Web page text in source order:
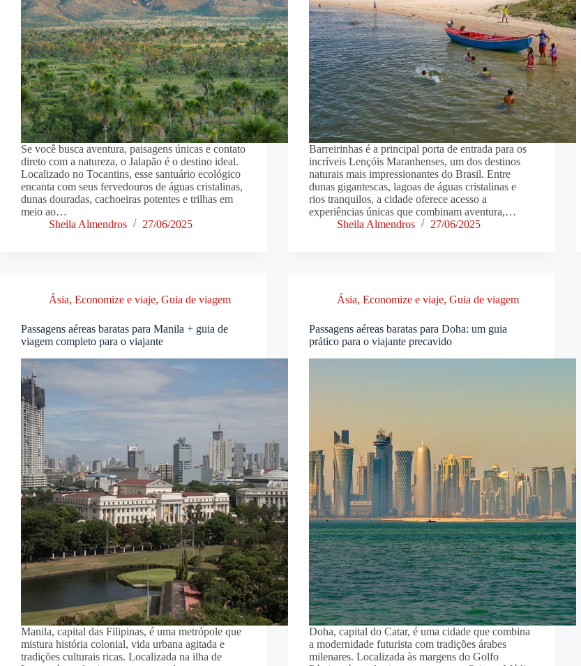
Se você busca aventura, paisagens únicas e contato
direto com a natureza, o Jalapão é o destino ideal.
Localizado no Tocantins, esse santuário ecológico
encanta com seus fervedouros de águas cristalinas,
dunas douradas, cachoeiras potentes e trilhas em
meio ao…
Sheila Almendros
27/06/2025
Barreirinhas é a principal porta de entrada para os
incríveis Lençóis Maranhenses, um dos destinos
naturais mais impressionantes do Brasil. Entre
dunas gigantescas, lagoas de águas cristalinas e
rios tranquilos, a cidade oferece acesso a
experiências únicas que combinam aventura,…
Sheila Almendros
27/06/2025
Ásia, Economize e viaje, Guia de viagem
Passagens aéreas baratas para Manila + guia de
viagem completo para o viajante
Manila, capital das Filipinas, é uma metrópole que
mistura história colonial, vida urbana agitada e
tradições culturais ricas. Localizada na ilha de
Ásia,Economize e viaje,Guia de viagem
Passagens aéreas baratas para Doha: um guia
prático para o viajante precavido
Doha, capital do Catar, é uma cidade que combina
a modernidade futurista com tradições árabes
milenares. Localizada às margens do Golfo